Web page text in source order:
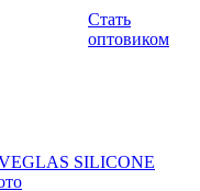
Стать
оптовиком